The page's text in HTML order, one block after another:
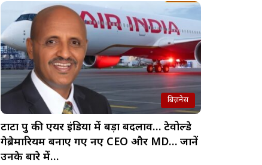
बिज़नेस
टाटा ग्रुप की एयर इंडिया में बड़ा बदलाव… टेवोल्डे
गेब्रेमारियम बनाए गए नए CEO और MD… जानें
उनके बारे में…